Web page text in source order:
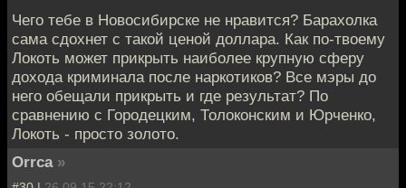
Чего тебе в Новосибирске не нравится? Барахолка
сама сдохнет с такой ценой доллара. Как по-твоему
Локоть может прикрыть наиболее крупную сферу
дохода криминала после наркотиков? Все мэры до
него обещали прикрыть и где результат? По
сравнению с Городецким, Толоконским и Юрченко,
Локоть - просто золото.
Orrca »